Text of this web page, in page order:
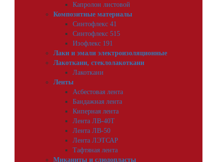
Капролон листовой
Композитные материалы
Синтофлекс 41
Синтофлекс 515
Изофлекс 191
Лаки и эмали электроизоляционные
Лакоткани, стеклолакоткани
Лакоткани
Ленты
Асбестовая лента
Бандажная лента
Киперная лента
Лента ЛВ-40Т
Лента ЛВ-50
Лента ЛЭТСАР
Тафтяная лента
Миканиты и слюдопласты